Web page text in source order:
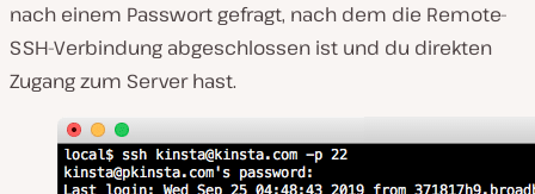
nach einem Passwort gefragt, nach dem die Remote-
SSH-Verbindung abgeschlossen ist und du direkten
Zugang zum Server hast.